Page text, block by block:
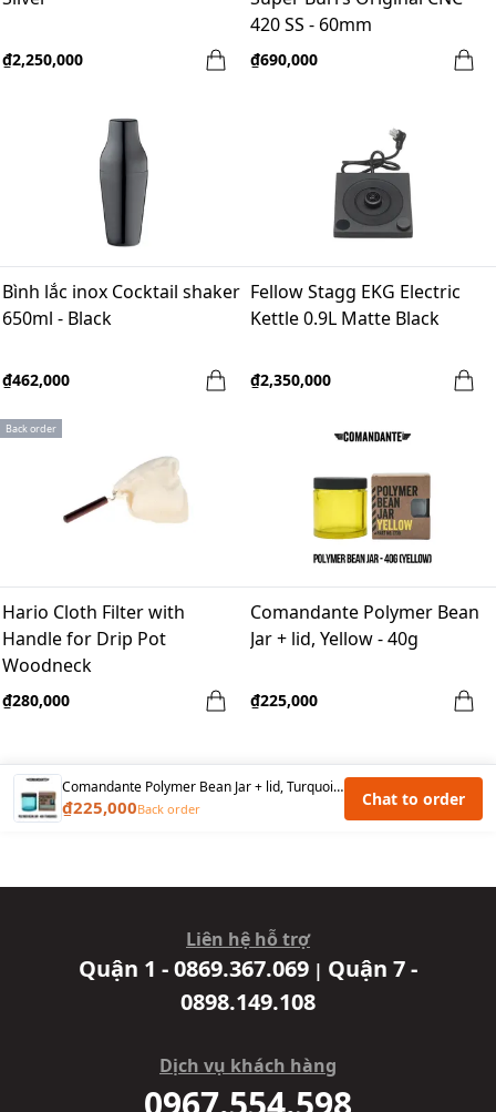
₫2,250,000
420 SS - 60mm
₫690,000
Bình lắc inox Cocktail shaker
650ml - Black
₫462,000
Fellow Stagg EKG Electric
Kettle 0.9L Matte Black
₫2,350,000
Back order
Hario Cloth Filter with
Handle for Drip Pot
Woodneck
₫280,000
Comandante Polymer Bean
Jar + lid, Yellow - 40g
₫225,000
Comandante Polymer Bean Jar + lid, Turquoise - 40g
₫225,000Back order Chat to order
Liên hệ hỗ trợ
Quận 1 - 0869.367.069 | Quận 7 -
0898.149.108
Dịch vụ khách hàng